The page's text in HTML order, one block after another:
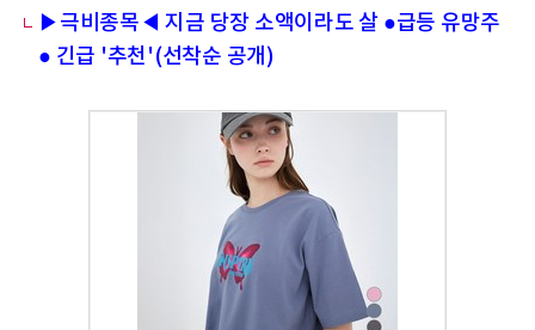
▶극비종목◀ 지금 당장 소액이라도 살 ●급등 유망주
● 긴급 '추천'(선착순 공개)